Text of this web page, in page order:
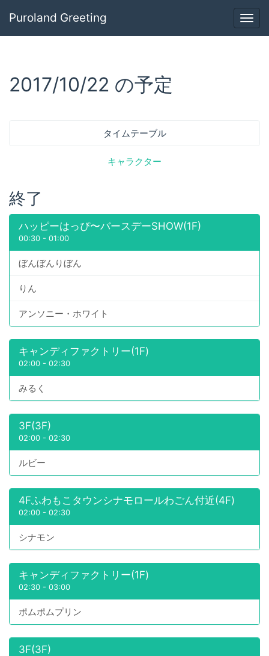
Puroland Greeting
2017/10/22 の予定
タイムテーブル
キャラクター
終了
ハッピーはっぴ〜バースデーSHOW(1F)
00:30 - 01:00
ぼんぼんりぼん
りん
アンソニー・ホワイト
キャンディファクトリー(1F)
02:00 - 02:30
みるく
3F(3F)
02:00 - 02:30
ルビー
4Fふわもこタウンシナモロールわごん付近(4F)
02:00 - 02:30
シナモン
キャンディファクトリー(1F)
02:30 - 03:00
ポムポムプリン
3F(3F)